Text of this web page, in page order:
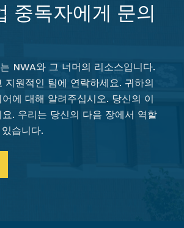
중독자에게 문의
NWA와 그 너머의 리소스입니다.
지원적인 팀에 연락하세요. 귀하의
에 대해 알려주십시오. 당신의 이
. 우리는 당신의 다음 장에서 역할
습니다.